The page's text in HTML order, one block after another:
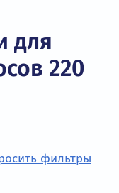
для
220